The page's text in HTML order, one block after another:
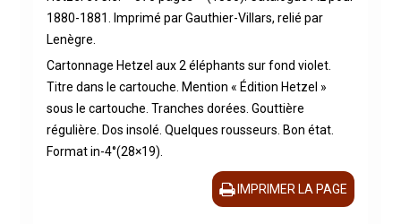
1880-1881. Imprimé par Gauthier-Villars, relié par
Lenègre.
Cartonnage Hetzel aux 2 éléphants sur fond violet.
Titre dans le cartouche. Mention « Édition Hetzel »
sous le cartouche. Tranches dorées. Gouttière
régulière. Dos insolé. Quelques rousseurs. Bon état.
Format in-4°(28×19).
IMPRIMER LA PAGE